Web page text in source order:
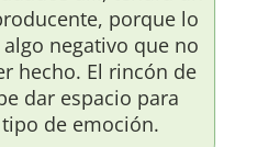
porque lo
negativo que no
hecho. El rincón de
dar espacio para
de emoción.